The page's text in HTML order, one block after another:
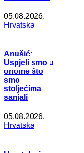
05.08.2026.
Hrvatska
Anušić:
Uspjeli smo u
onome što
smo
stoljećima
sanjali
05.08.2026.
Hrvatska